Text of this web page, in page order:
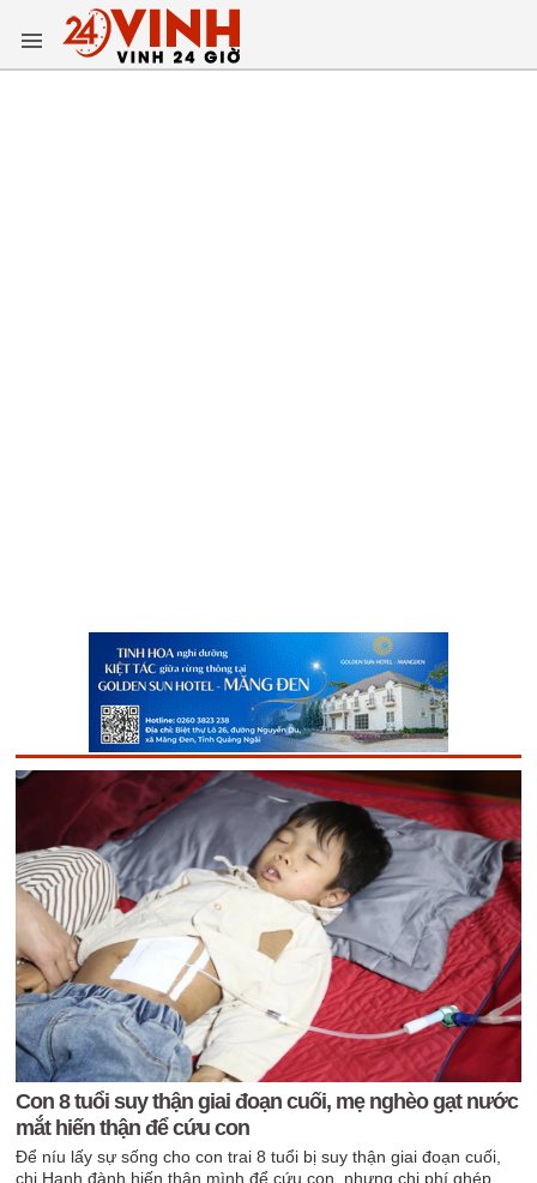
Con 8 tuổi suy thận giai đoạn cuối, mẹ nghèo gạt nước
mắt hiến thận để cứu con
Để níu lấy sự sống cho con trai 8 tuổi bị suy thận giai đoạn cuối,
chị Hạnh đành hiến thận mình để cứu con, nhưng chi phí ghép